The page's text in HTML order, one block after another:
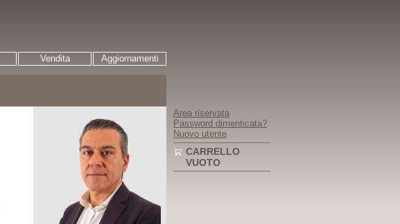
Vendita Aggiornamenti
Area riservata
Password dimenticata?
Nuovo utente
CARRELLO
VUOTO